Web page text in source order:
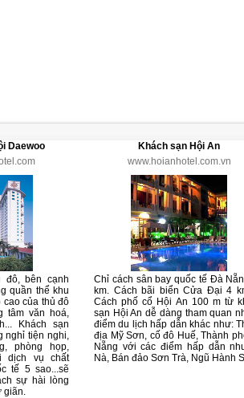
Daewoo
đô, bên cạnh
quần thể khu
cao của thủ đô
tâm văn hoá,
Khách sạn
nghỉ tiện nghi,
phòng họp,
dịch vụ chất
tế 5 sao...sẽ
sự hài lòng
giãn.
Khách sạn Hội An
www.hoianhotel.com.vn
Chỉ cách sân bay quốc tế Đà
km. Cách bãi biển Cửa Đại 4
Cách phố cổ Hội An 100 m từ
sạn Hội An dễ dàng tham quan
điểm du lịch hấp dẫn khác như:
địa Mỹ Sơn, cố đô Huế, Thành
Nẵng với các điểm hấp dẫn
Nà, Bán đảo Sơn Trà, Ngũ Hành